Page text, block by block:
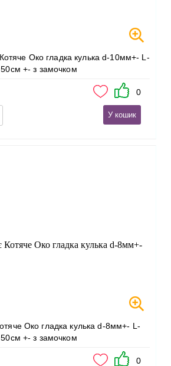
50см +- з замочком
0
У кошик
50см +- з замочком
0